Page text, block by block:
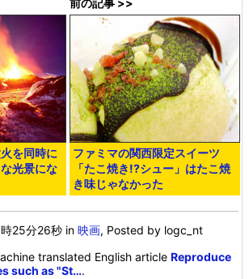
を同時に
光景にな
前の記事 >>
ファミマの関西限定スイーツ
「たこ焼き!?シュー」はたこ焼
き味じゃなかった
25分26秒 in映画, Posted by logc_nt
translated English articleReproduce
such as "St….